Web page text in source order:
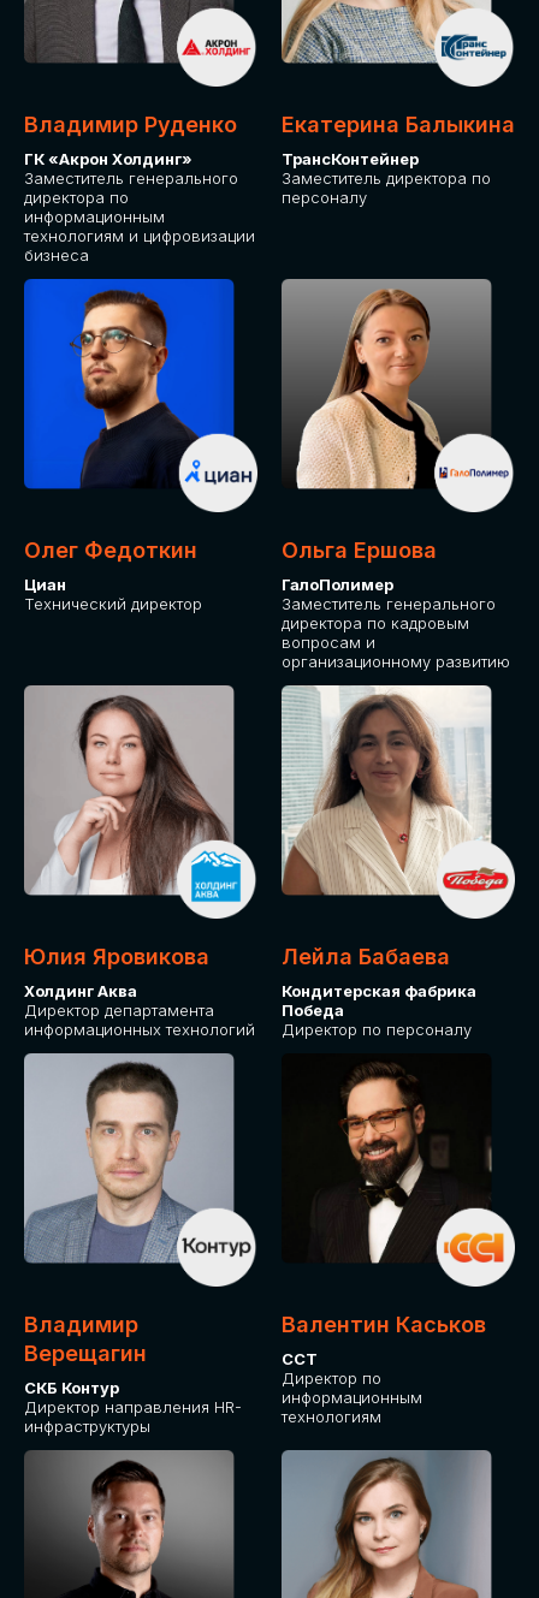
Владимир Руденко
ГК «Акрон Холдинг»
Заместитель генерального
директора по
информационным
технологиям и цифровизации
бизнеса
Екатерина Балыкина
ТрансКонтейнер
Заместитель директора по
персоналу
Олег Федоткин
Циан
Технический директор
Ольга Ершова
ГалоПолимер
Заместитель генерального
директора по кадровым
вопросам и
организационному развитию
Юлия Яровикова
Холдинг Аква
Директор департамента
информационных технологий
Лейла Бабаева
Кондитерская фабрика
Победа
Директор по персоналу
Владимир
Верещагин
СКБ Контур
Директор направления HR-
инфраструктуры
Валентин Каськов
ССТ
Директор по
информационным
технологиям